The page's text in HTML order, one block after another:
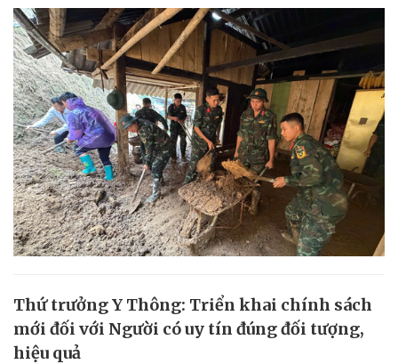
Thứ trưởng Y Thông: Triển khai chính sách
mới đối với Người có uy tín đúng đối tượng,
hiệu quả